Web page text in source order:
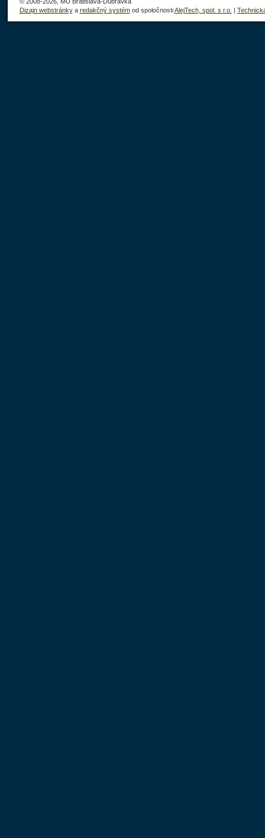
Dizajn webstránkya redakčný systémod spoločnostiAlejTech, spol. s r.o. |